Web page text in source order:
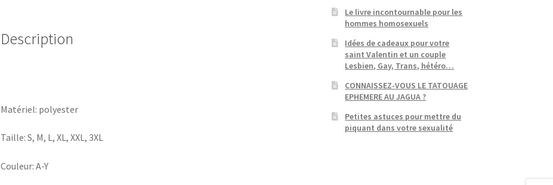
Description
Matériel: polyester
Taille: S, M, L, XL, XXL, 3XL
Couleur: A-Y
Le livre incontournable pour les
hommes homosexuels
Idées de cadeaux pour votre
saint Valentin et un couple
Lesbien, Gay, Trans, hétéro…
CONNAISSEZ-VOUS LE TATOUAGE
EPHEMERE AU JAGUA ?
Petites astuces pour mettre du
piquant dans votre sexualité